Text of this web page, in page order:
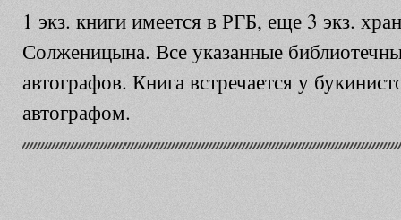
1 экз. книги имеется в РГБ, еще 3 экз.
Солженицына. Все указанные
автографов. Книга встречается у
автографом.